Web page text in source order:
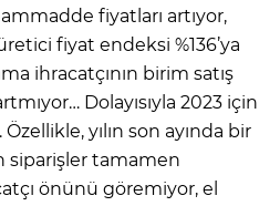
fiyatları artıyor,
fiyat endeksi %136’ya
ihracatçının birim satış
Dolayısıyla 2023 için
yılın son ayında bir
siparişler tamamen
önünü göremiyor, el